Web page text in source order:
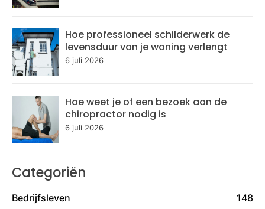
Hoe professioneel schilderwerk de
levensduur van je woning verlengt
6 juli 2026
Hoe weet je of een bezoek aan de
chiropractor nodig is
6 juli 2026
Categoriën
Bedrijfsleven 148